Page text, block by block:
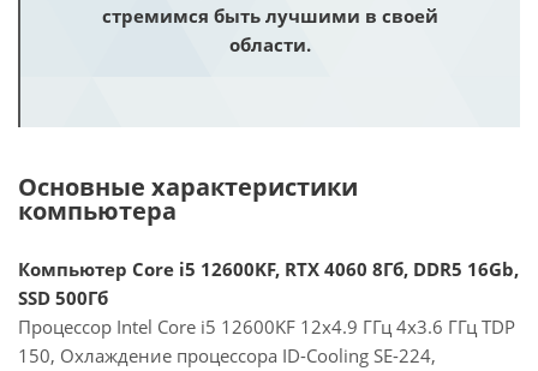
стремимся быть лучшими в своей
области.
Основные характеристики
компьютера
Компьютер Core i5 12600KF, RTX 4060 8Гб, DDR5 16Gb,
SSD 500Гб
Процессор Intel Core i5 12600KF 12x4.9 ГГц 4x3.6 ГГц TDP
150, Охлаждение процессора ID-Cooling SE-224,